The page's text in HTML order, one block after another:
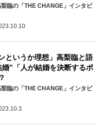
ャリアを拓く
次世代へのバトン
臨の「THE CHANGE」インタビ
というか理想」高梨臨と語
”「人が結婚を決断するポ
臨の「THE CHANGE」インタビ